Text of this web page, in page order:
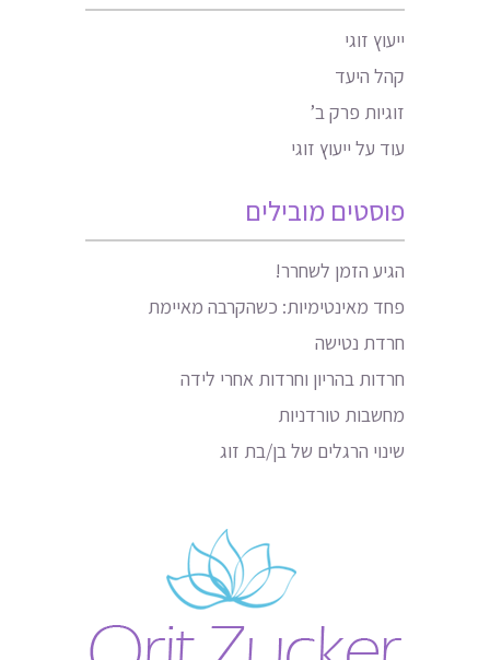
ייעוץ זוגי
קהל היעד
זוגיות פרק ב’
עוד על ייעוץ זוגי
פוסטים מובילים
הגיע הזמן לשחרר!
פחד מאינטימיות: כשהקרבה מאיימת
חרדת נטישה
חרדות בהריון וחרדות אחרי לידה
מחשבות טורדניות
שינוי הרגלים של בן/בת זוג